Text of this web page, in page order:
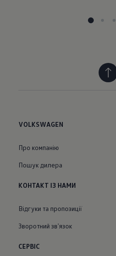
VOLKSWAGEN
Про компанію
Пошук дилера
КОНТАКТ ІЗ НАМИ
Відгуки та пропозиції
Зворотний звʼязок
СЕРВІС